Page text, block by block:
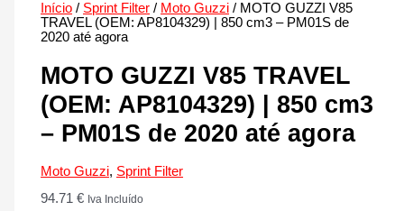
Início / Sprint Filter / Moto Guzzi / MOTO GUZZI V85
TRAVEL (OEM: AP8104329) | 850 cm3 – PM01S de
2020 até agora
MOTO GUZZI V85 TRAVEL
(OEM: AP8104329) | 850 cm3
– PM01S de 2020 até agora
Moto Guzzi, Sprint Filter
94.71€ Iva Incluído